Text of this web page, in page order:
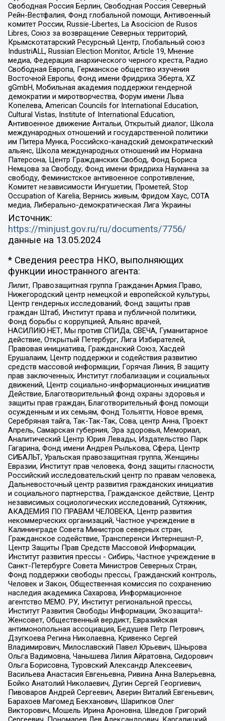
Свободная Россия Берлин, Свободная Россия Северный
Рейн-Вестфалия, Фонд глобальной помощи, Антивоенный
комитет России, Russie-Libertes, La Asocicion de Rusos
Libres, Союз за возвращение Северных территорий,
Крымскотатарский Ресурсный Центр, Глобальный союз
IndustriALL, Russian Election Monitor, Article 19, Мнение
медиа, Федерация анархического черного креста, Радио
Свободная Европа, Германское общество изучения
Восточной Европы, Фонд имени Фридриха Эберта, XZ
gGmbH, Мобильная академия поддержки гендерной
демократии и миротворчества, Форум имени Льва
Копелева, American Councils for International Education,
Cultural Vistas, Institute of International Education,
Антивоенное движение Антальи, Открытый диалог, Школа
международных отношений и государственной политики
им Питера Мунка, Российско-канадский демократический
альянс, Школа международных отношений им Нормана
Патерсона, Центр Гражданских Свобод, Фонд Бориса
Немцова за Свободу, Фонд имени Фридриха Науманна за
свободу, Феминистское антивоенное сопротивление,
Комитет независимости Ингушетии, Прометей, Stop
Occupation of Karelia, Вернись живым, Фридом Хаус, СОТА
медиа, Либерально-демократическая Лига Украины
Источник:
https://minjust.gov.ru/ru/documents/7756/
данные на 13.05.2024
* Сведения реестра НКО, выполняющих
функции иностранного агента:
Лилит, Правозащитная группа Гражданин.Армия.Право,
Нижегородский центр немецкой и европейской культуры,
Центр гендерных исследований, Фонд защиты прав
граждан Штаб, Институт права и публичной политики,
Фонд борьбы с коррупцией, Альянс врачей,
НАСИЛИЮ.НЕТ, Мы против СПИДа, СВЕЧА, Гуманитарное
действие, Открытый Петербург, Лига Избирателей,
Правовая инициатива, Гражданский Союз, Хасдей
Ерушалаим, Центр поддержки и содействия развитию
средств массовой информации, Горячая Линия, В защиту
прав заключенных, Институт глобализации и социальных
движений, Центр социально-информационных инициатив
Действие, Благотворительный фонд охраны здоровья и
защиты прав граждан, Благотворительный фонд помощи
осужденным и их семьям, Фонд Тольятти, Новое время,
Серебряная тайга, Так-Так-Так, Сова, центр Анна, Проект
Апрель, Самарская губерния, Эра здоровья, Мемориал,
Аналитический Центр Юрия Левады, Издательство Парк
Гагарина, Фонд имени Андрея Рылькова, Сфера, Центр
СИБАЛЬТ, Уральская правозащитная группа, Женщины
Евразии, Институт прав человека, Фонд защиты гласности,
Российский исследовательский центр по правам человека,
Дальневосточный центр развития гражданских инициатив
и социального партнерства, Гражданское действие, Центр
независимых социологических исследований, Сутяжник,
АКАДЕМИЯ ПО ПРАВАМ ЧЕЛОВЕКА, Центр развития
некоммерческих организаций, Частное учреждение в
Калининграде Совета Министров северных стран,
Гражданское содействие, Трансперенси Интернешнл-Р,
Центр Защиты Прав Средств Массовой Информации,
Институт развития прессы - Сибирь, Частное учреждение в
Санкт-Петербурге Совета Министров Северных Стран,
Фонд поддержки свободы прессы, Гражданский контроль,
Человек и Закон, Общественная комиссия по сохранению
наследия академика Сахарова, Информационное
агентство МЕМО. РУ, Институт региональной прессы,
Институт Развития Свободы Информации, Экозащита!-
Женсовет, Общественный вердикт, Евразийская
антимонопольная ассоциация, Бедушев Петр Петрович,
Дзугкоева Регина Николаевна, Кривенко Сергей
Владимирович, Милославский Павел Юрьевич, Шнырова
Ольга Вадимовна, Чанышева Лилия Айратовна, Сидорович
Ольга Борисовна, Туровский Александр Алексеевич,
Васильева Анастасия Евгеньевна, Ривина Анна Валерьевна,
Бойко Анатолий Николаевич, Дугин Сергей Георгиевич,
Пивоваров Андрей Сергеевич, Аверин Виталий Евгеньевич,
Барахоев Магомед Бекханович, Шарипков Олег
Викторович, Мошель Ирина Ароновна, Шведов Григорий